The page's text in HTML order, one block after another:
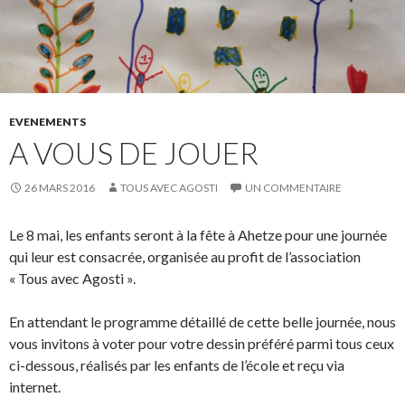
EVENEMENTS
A VOUS DE JOUER
26 MARS 2016 TOUS AVEC AGOSTI UN COMMENTAIRE
Le 8 mai, les enfants seront à la fête à Ahetze pour une journée
qui leur est consacrée, organisée au profit de l’association
« Tous avec Agosti ».
En attendant le programme détaillé de cette belle journée, nous
vous invitons à voter pour votre dessin préféré parmi tous ceux
ci-dessous, réalisés par les enfants de l’école et reçu via
internet.